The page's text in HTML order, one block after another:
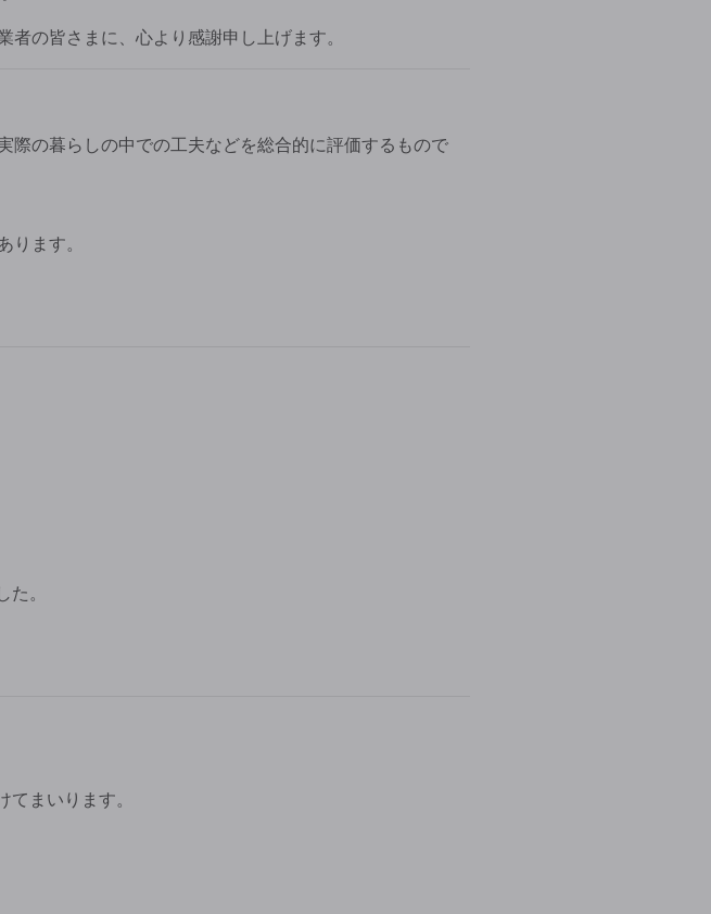
の皆さまに、心より感謝申し上げます。
際の暮らしの中での工夫などを総合的に評価するもので
ります。
た。
てまいります。